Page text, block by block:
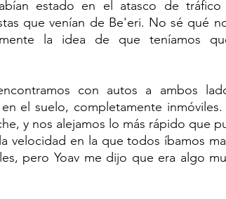
estado en el atasco de
que venían de Be'eri. No sé qué
la idea de que teníamos
con autos a ambos
el suelo, completamente inmóviles.
y nos alejamos lo más rápido que
velocidad en la que todos íbamos
pero Yoav me dijo que era algo